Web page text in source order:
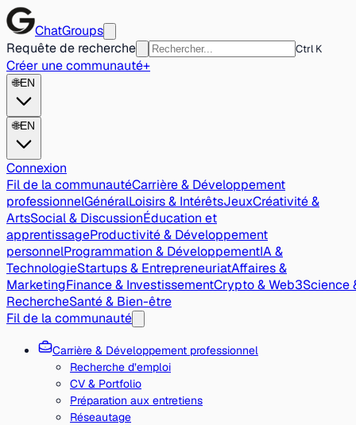
ChatGroups
Requête de recherche
Ctrl K
Créer une communauté+
🌐EN
🌐EN
Connexion
Fil de la communautéCarrière & Développement
professionnelGénéralLoisirs & IntérêtsJeuxCréativité &
ArtsSocial & DiscussionÉducation et
apprentissageProductivité & Développement
personnelProgrammation & DéveloppementIA &
TechnologieStartups & EntrepreneuriatAffaires &
MarketingFinance & InvestissementCrypto & Web3Science
RechercheSanté & Bien-être
Fil de la communauté
Carrière & Développement professionnel
Recherche d’emploi
CV & Portfolio
Préparation aux entretiens
Réseautage